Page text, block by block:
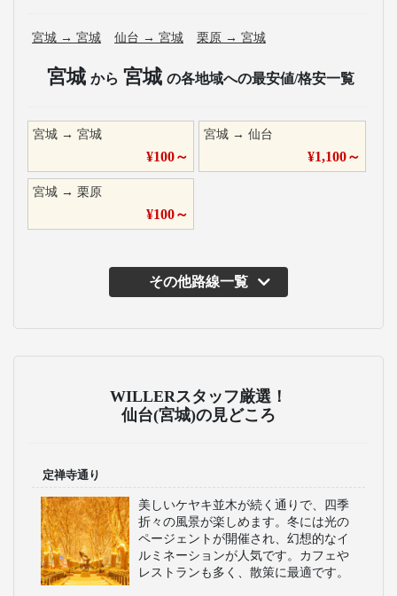
宮城 → 宮城 仙台 → 宮城 栗原 → 宮城
宮城 から 宮城 の各地域への最安値/格安一覧
宮城 → 宮城
¥100～
宮城 →仙台
¥1,100～
宮城 → 栗原
¥100～
その他路線一覧
WILLERスタッフ厳選！
仙台(宮城)の見どころ
定禅寺通り
美しいケヤキ並木が続く通りで、四季
折々の風景が楽しめます。冬には光の
ページェントが開催され、幻想的なイ
ルミネーションが人気です。カフェや
レストランも多く、散策に最適です。